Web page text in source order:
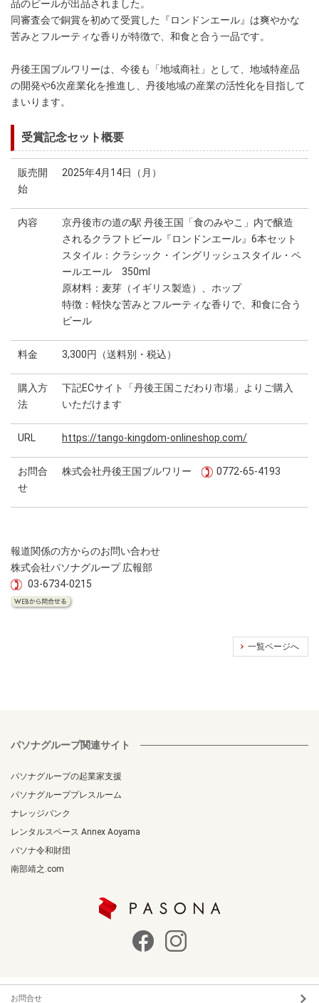
品のビールが出品されました。
同審査会で銅賞を初めて受賞した『ロンドンエール』は爽やかな
苦みとフルーティな香りが特徴で、和食と合う一品です。
丹後王国ブルワリーは、今後も「地域商社」として、地域特産品
の開発や6次産業化を推進し、丹後地域の産業の活性化を目指して
まいります。
受賞記念セット概要
販売開
始
2025年4月14日（月）
内容
京丹後市の道の駅 丹後王国「食のみやこ」内で醸造
されるクラフトビール『ロンドンエール』6本セット
スタイル：クラシック・イングリッシュスタイル・ペ
ールエール 350ml
原材料：麦芽（イギリス製造）、ホップ
特徴：軽快な苦みとフルーティな香りで、和食に合う
ビール
料金 3,300円（送料別・税込）
購入方
法
下記ECサイト「丹後王国こだわり市場」よりご購入
いただけます
URL https://tango-kingdom-onlineshop.com/
お問合
せ
株式会社丹後王国ブルワリー 0772-65-4193
報道関係の方からのお問い合わせ
株式会社パソナグループ 広報部
03-6734-0215
一覧ページへ
パソナグループ関連サイト
パソナグループの起業家支援
パソナグループプレスルーム
ナレッジバンク
レンタルスペース Annex Aoyama
パソナ令和財団
南部靖之.com
お問合せ